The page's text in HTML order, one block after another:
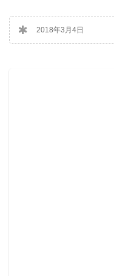
2018年3月4日